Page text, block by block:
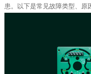
患。以下是常见故障类型、原